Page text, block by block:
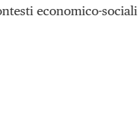
economico-